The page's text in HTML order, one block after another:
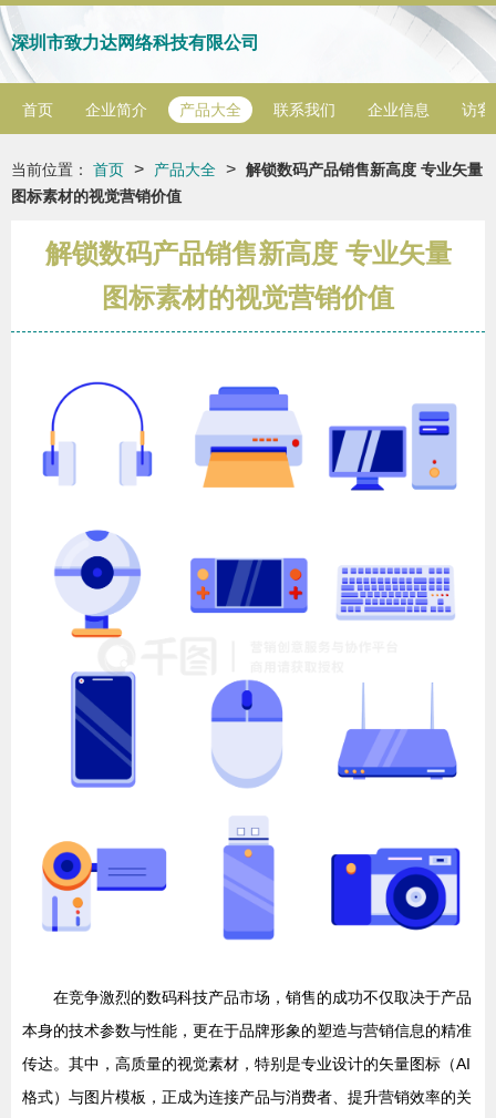
深圳市致力达网络科技有限公司
首页 企业简介 产品大全 联系我们 企业信息 访客
当前位置： 首页 > 产品大全 > 解锁数码产品销售新高度 专业矢量
图标素材的视觉营销价值
解锁数码产品销售新高度 专业矢量
图标素材的视觉营销价值
在竞争激烈的数码科技产品市场，销售的成功不仅取决于产品
本身的技术参数与性能，更在于品牌形象的塑造与营销信息的精准
传达。其中，高质量的视觉素材，特别是专业设计的矢量图标（AI
格式）与图片模板，正成为连接产品与消费者、提升营销效率的关